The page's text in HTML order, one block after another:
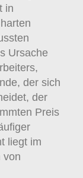
in
Ursache
der sich
der
Preis
liegt im
von